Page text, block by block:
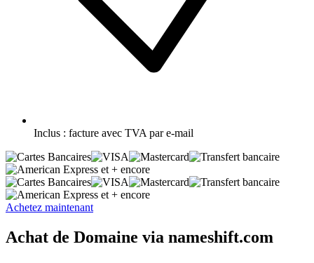
Inclus : facture avec TVA par e-mail
et + encore
et + encore
Achetez maintenant
Achat de Domaine via nameshift.com